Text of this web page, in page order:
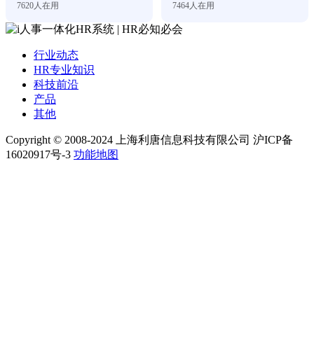
7620人在用 7464人在用
行业动态
HR专业知识
科技前沿
产品
其他
Copyright © 2008-2024 上海利唐信息科技有限公司 沪ICP备
16020917号-3 功能地图